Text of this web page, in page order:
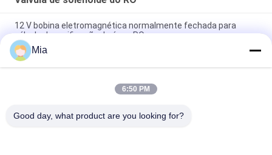
12 V bobina eletromagnética normalmente fechada para
válvula de purificação de água RO
Tipo bobina hidráulica 220VAC 110VAC 24VDC 12VDC 26W de
EVI 3P/16 AMISCO do solenoide
A osmose reversa pura 6.35mm da água obstrui a válvula de
Mia
6:50 PM
Good day, what product are you looking for?